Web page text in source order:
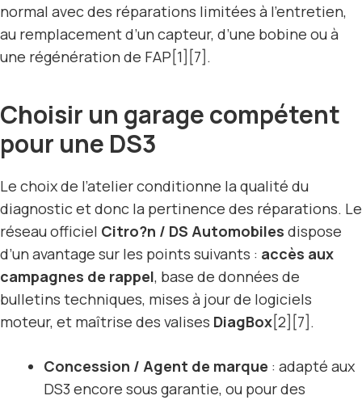
normal avec des réparations limitées à l’entretien,
au remplacement d’un capteur, d’une bobine ou à
une régénération de FAP[1][7].
Choisir un garage compétent
pour une DS3
Le choix de l’atelier conditionne la qualité du
diagnostic et donc la pertinence des réparations. Le
réseau officiel Citro?n / DS Automobiles dispose
d’un avantage sur les points suivants : accès aux
campagnes de rappel, base de données de
bulletins techniques, mises à jour de logiciels
moteur, et maîtrise des valises DiagBox[2][7].
Concession / Agent de marque : adapté aux
DS3 encore sous garantie, ou pour des